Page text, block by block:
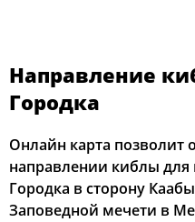
Направление
Городка
Онлайн карта позволит
направлении киблы для
Городка в сторону
Заповедной мечети в